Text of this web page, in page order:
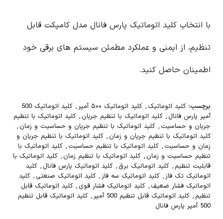
با انتخاب کلید اتوماتیک پارس فانال مدل کامپکت قابل
تنظیم، از ایمنی و عملکرد مطمئن سیستم های برقی خود
اطمینان حاصل کنید.
برچسب: کلید اتوماتیک , کلید اتوماتیک ۵۰۰ آمپر ,
کلید اتوماتیک 500
آمپر پارس فانال , کلید اتوماتیک با تنظیم جریان , کلید اتوماتیک با تنظیم
جریان و حساسیت , کلید اتوماتیک با تنظیم جریان و حساسیت و زمان ,
کلید اتوماتیک با تنظیم جریان و زمان , کلید اتوماتیک با تنظیم جریان و
زمان و حساسیت , کلید اتوماتیک با تنظیم حساسیت , کلید اتوماتیک با
تنظیم حساسیت و زمان , کلید اتوماتیک با تنظیم زمان , کلید اتوماتیک با
قابلیت تنظیم , کلید اتوماتیک برق , کلید اتوماتیک پارس فانال , کلید
اتوماتیک تک فاز, کلید اتوماتیک سه فاز, کلید اتوماتیک صنعتی , کلید
اتوماتیک فشار ضعیف , کلید اتوماتیک فشار قوی , کلید اتوماتیک قابل
تنظیم , کلید اتوماتیک قابل تنظیم 500 آمپر , کلید اتوماتیک قابل تنظیم
500 آمپر پارس فانال